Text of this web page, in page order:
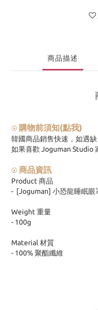
商品描述
⦿ 購物前須知(點我)
韓國商品銷售快速，如遇
如果喜歡 Joguman Studio
⦿ 商品資訊
Product 商品
- [Joguman] 小恐龍睡眠眼
Weight 重量
- 100g
Material 材質
- 100% 聚酯纖維